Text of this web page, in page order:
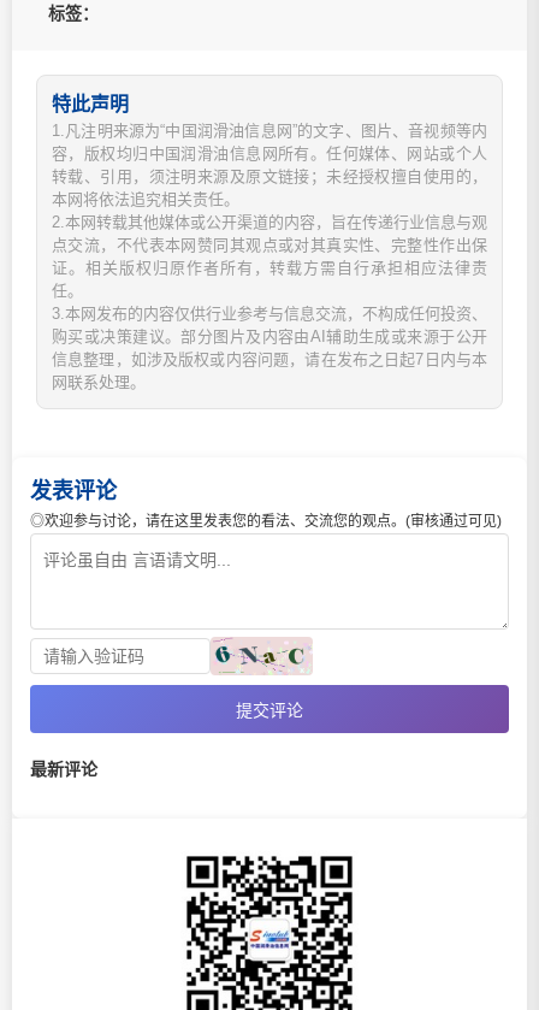
标签：
特此声明
1.凡注明来源为“中国润滑油信息网”的文字、图片、音视频等内
容，版权均归中国润滑油信息网所有。任何媒体、网站或个人
转载、引用，须注明来源及原文链接；未经授权擅自使用的，
本网将依法追究相关责任。
2.本网转载其他媒体或公开渠道的内容，旨在传递行业信息与观
点交流，不代表本网赞同其观点或对其真实性、完整性作出保
证。相关版权归原作者所有，转载方需自行承担相应法律责
任。
3.本网发布的内容仅供行业参考与信息交流，不构成任何投资、
购买或决策建议。部分图片及内容由AI辅助生成或来源于公开
信息整理，如涉及版权或内容问题，请在发布之日起7日内与本
网联系处理。
发表评论
◎欢迎参与讨论，请在这里发表您的看法、交流您的观点。(审核通过可见)
提交评论
最新评论